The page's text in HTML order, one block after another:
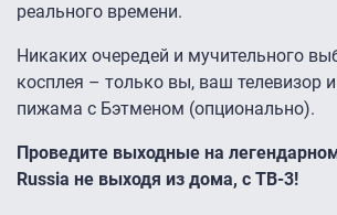
реального времени.
Никаких очередей и мучительного
косплея – только вы, ваш телевизор
пижама с Бэтменом (опционально).
Проведите выходные на
Russia не выходя из дома, с ТВ-3!